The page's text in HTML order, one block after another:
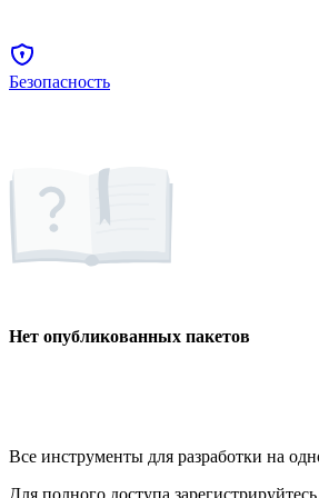
Безопасность
Нет опубликованных пакетов
Все инструменты для разработки на
Для полного доступа